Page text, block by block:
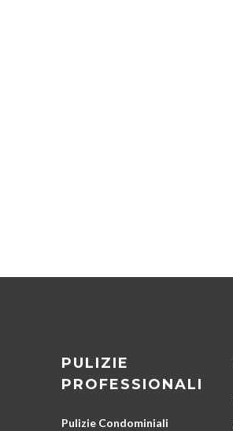
PULIZIE
PROFESSIONALI
Pulizie Condominiali